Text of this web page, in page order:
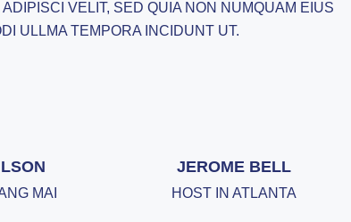
VELIT, SED QUIA NON NUMQUAM EIUS
ULLMA TEMPORA INCIDUNT UT.
MAI
JEROME BELL
HOST IN ATLANTA